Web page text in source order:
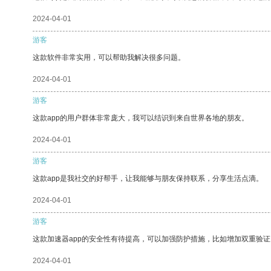
2024-04-01
游客
这款软件非常实用，可以帮助我解决很多问题。
2024-04-01
游客
这款app的用户群体非常庞大，我可以结识到来自世界各地的朋友。
2024-04-01
游客
这款app是我社交的好帮手，让我能够与朋友保持联系，分享生活点滴。
2024-04-01
游客
这款加速器app的安全性有待提高，可以加强防护措施，比如增加双重验
2024-04-01